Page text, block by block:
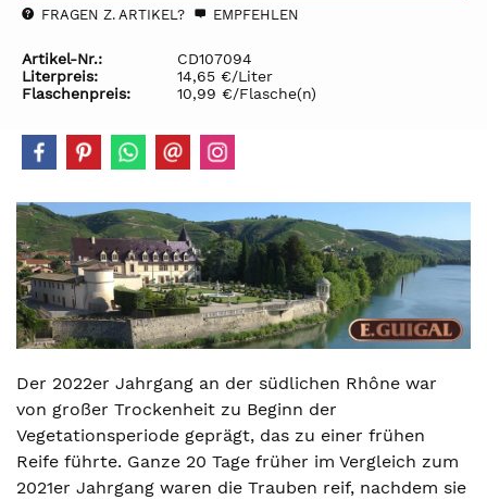
FRAGEN Z. ARTIKEL? EMPFEHLEN
Artikel-Nr.:
CD107094
Literpreis:
14,65 €/Liter
Flaschenpreis:
10,99 €/Flasche(n)
Der 2022er Jahrgang an der südlichen Rhône war
von großer Trockenheit zu Beginn der
Vegetationsperiode geprägt, das zu einer frühen
Reife führte. Ganze 20 Tage früher im Vergleich zum
2021er Jahrgang waren die Trauben reif, nachdem sie